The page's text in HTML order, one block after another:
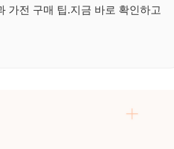
가전 구매 팁.지금 바로 확인하고